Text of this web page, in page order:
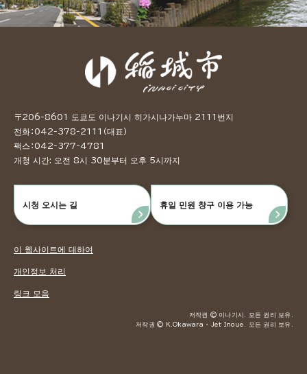
〒206-8601 도쿄도 이나기시 히가시나가누마 2111번지
전화：042-378-2111（대표）
팩스：042-377-4781
개청 시간: 오전 8시 30분부터 오후 5시까지
시청 오시는 길 휴일 민원 창구 이용 가능
이 웹사이트에 대하여
개인정보 처리
링크 모음
저작권 © 이나기시. 모든 권리 보유.
저작권 © K.Okawara ・ Jet Inoue. 모든 권리 보유.